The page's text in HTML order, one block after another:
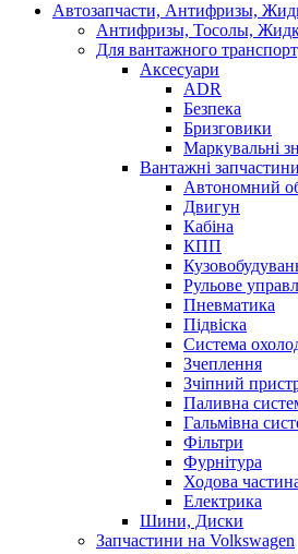
Автозапчасти, Антифризы,
Антифризы, Тосолы,
Для вантажного
Аксесуари
ADR
Безпека
Бризговики
Маркувальні
Вантажні запчастини
Автономний
Двигун
Кабіна
КПП
Рульове
Пневматика
Підвіска
Система
Зчеплення
Зчіпний
Паливна
Гальмівна
Фільтри
Фурнітура
Ходова
Електрика
Шини, Диски
Запчастини на Volkswagen